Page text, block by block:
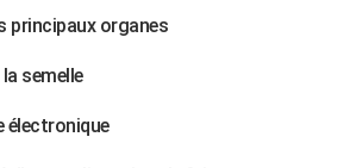
principaux organes
semelle
électronique